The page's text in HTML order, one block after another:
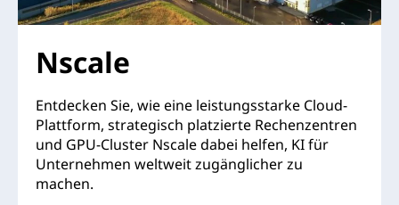
Nscale
Entdecken Sie, wie eine leistungsstarke Cloud-
Plattform, strategisch platzierte Rechenzentren
und GPU-Cluster Nscale dabei helfen, KI für
Unternehmen weltweit zugänglicher zu
machen.